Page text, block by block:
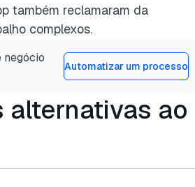
também reclamaram da
complexos.
negócio
Automatizar um processo
ao